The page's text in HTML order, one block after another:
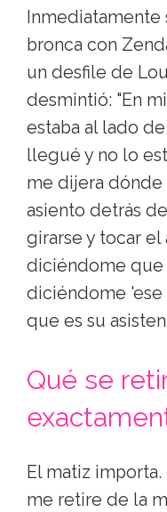
bronca con
un desfile de
desmintió: "En
estaba al lado
llegué y no lo
me dijera dónde
asiento detrás
girarse y tocar el
diciéndome que
diciéndome 'ese
que es su
Qué se
El matiz
me retire de la